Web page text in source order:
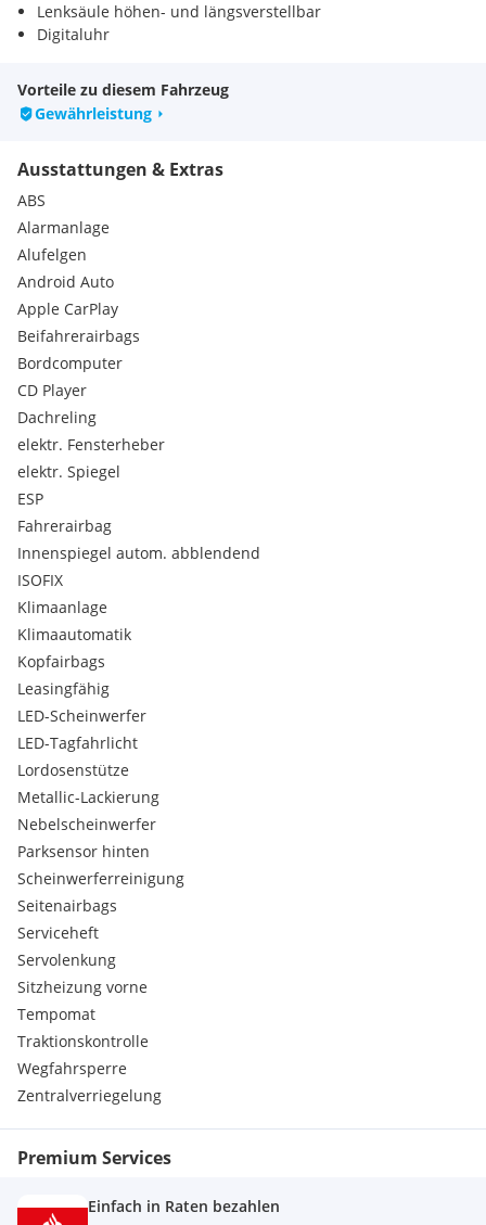
Lenksäule höhen- und längsverstellbar
Digitaluhr
Heckscheiben Wisch-Waschanlage
Sonnenblenden mit beleuchtetem Make-up-Spiegel
Windschutzscheibe beheizbar
3-Punkt-Gurte auf allen 7 Plätzen
Außenspiegel-Gehäuse in Wagenfarbe
Ausstelltische an der Rückseite der Vordersitze
Brillenablagefach
Handschuhfach beleuchtet und versperrbar
Handschuhfach gekühlt
Kofferraum beleuchtet, 12V-Anschluss
Lenkrad 4-Speichen
Scheiben abgedunkelt (ab B-Säule)
Stoßfänger und Türgriffe in Wagenfarbe
Sonnenblenden mit beleuchtetem Spiegel
Beheizte Scheibenwachdüsen
Beheizte Sitze
Felgen Alu 7 J x 17" mit Reifen 225/45 R 17
Ganghebel Leder
Seitenfenster nur rechts manuell ausstellbar
Vorteile zu diesem Fahrzeug
Gewährleistung
Ausstattungen & Extras
ABS
Alarmanlage
Alufelgen
Android Auto
Apple CarPlay
Beifahrerairbags
Bordcomputer
CD Player
Dachreling
elektr. Fensterheber
elektr. Spiegel
ESP
Fahrerairbag
Innenspiegel autom. abblendend
ISOFIX
Klimaanlage
Klimaautomatik
Kopfairbags
Leasingfähig
LED-Scheinwerfer
LED-Tagfahrlicht
Lordosenstütze
Metallic-Lackierung
Nebelscheinwerfer
Parksensor hinten
Scheinwerferreinigung
Seitenairbags
Serviceheft
Servolenkung
Sitzheizung vorne
Tempomat
Traktionskontrolle
Wegfahrsperre
Zentralverriegelung
Premium Services
Einfach in Raten bezahlen